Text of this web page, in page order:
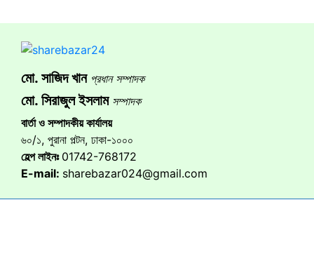
মো. সাজিদ খান প্রধান সম্পাদক
মো. সিরাজুল ইসলাম সম্পাদক
বার্তা ও সম্পাদকীয় কার্যালয়
৬০/১, পুরানা পল্টন, ঢাকা-১০০০
হেল্প লাইনঃ 01742-768172
E-mail: sharebazar024@gmail.com